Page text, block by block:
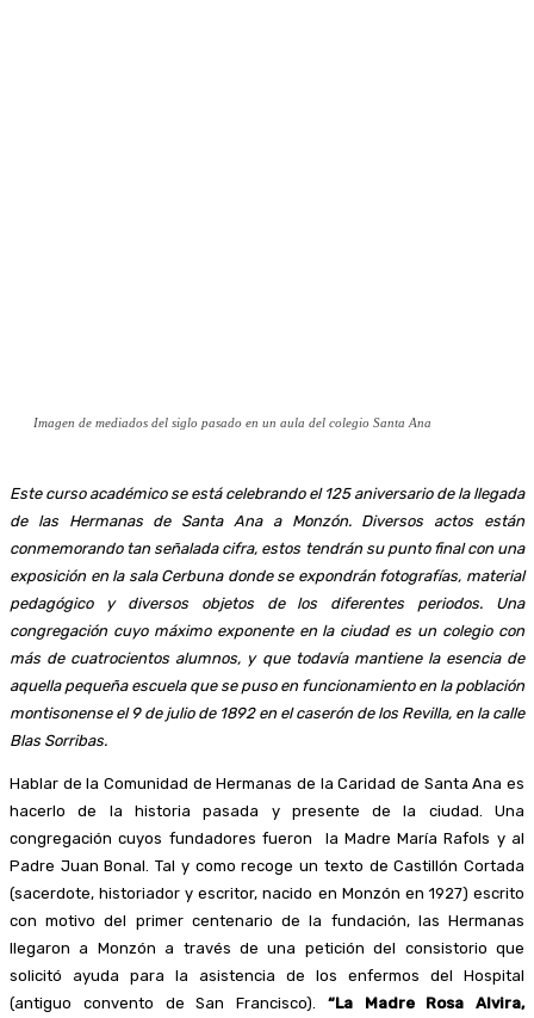
Imagen de mediados del siglo pasado en un aula del colegio Santa Ana
Este curso académico se está celebrando el 125 aniversario de la llegada
de las Hermanas de Santa Ana a Monzón. Diversos actos están
conmemorando tan señalada cifra, estos tendrán su punto final con una
exposición en la sala Cerbuna donde se expondrán fotografías, material
pedagógico y diversos objetos de los diferentes periodos. Una
congregación cuyo máximo exponente en la ciudad es un colegio con
más de cuatrocientos alumnos, y que todavía mantiene la esencia de
aquella pequeña escuela que se puso en funcionamiento en la población
montisonense el 9 de julio de 1892 en el caserón de los Revilla, en la calle
Blas Sorribas.
Hablar de la Comunidad de Hermanas de la Caridad de Santa Ana es
hacerlo de la historia pasada y presente de la ciudad. Una
congregación cuyos fundadores fueron la Madre María Rafols y al
Padre Juan Bonal. Tal y como recoge un texto de Castillón Cortada
(sacerdote, historiador y escritor, nacido en Monzón en 1927) escrito
con motivo del primer centenario de la fundación, las Hermanas
llegaron a Monzón a través de una petición del consistorio que
solicitó ayuda para la asistencia de los enfermos del Hospital
(antiguo convento de San Francisco).
“La Madre Rosa Alvira,